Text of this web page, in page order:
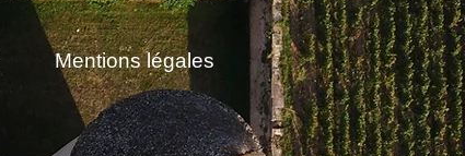
Mentions légales